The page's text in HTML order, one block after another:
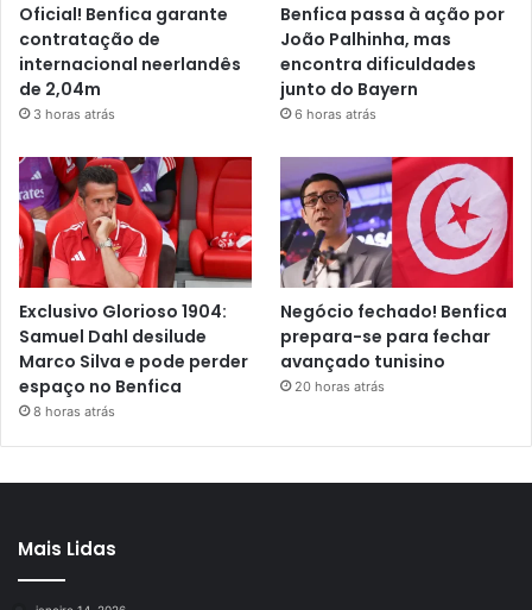
Oficial! Benfica garante
contratação de
internacional neerlandês
de 2,04m
3 horas atrás
Benfica passa à ação por
João Palhinha, mas
encontra dificuldades
junto do Bayern
6 horas atrás
Exclusivo Glorioso 1904:
Samuel Dahl desilude
Marco Silva e pode perder
espaço no Benfica
8 horas atrás
Negócio fechado! Benfica
prepara-se para fechar
avançado tunisino
20 horas atrás
Mais Lidas